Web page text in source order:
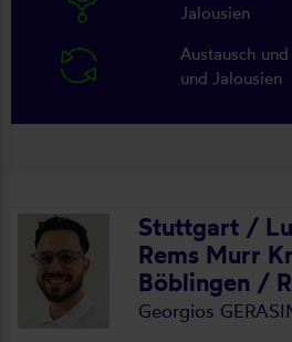
Jalousien
Austausch
und Jalousien
Stuttgart /
Rems Murr
Böblingen /
Georgios